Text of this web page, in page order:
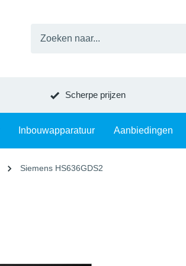
Scherpe prijzen
Inbouwapparatuur Aanbiedingen
Siemens HS636GDS2